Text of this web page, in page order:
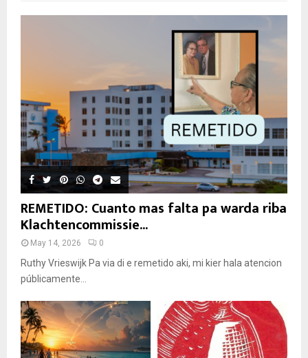
REMETIDO: Cuanto mas falta pa warda riba
Klachtencommissie...
May 14, 2026 0
Ruthy Vrieswijk Pa via di e remetido aki, mi kier hala atencion
públicamente...